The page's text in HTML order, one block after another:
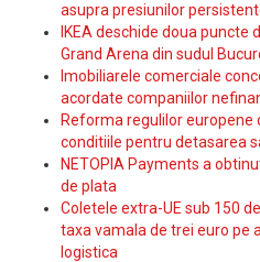
asupra presiunilor
IKEA deschide doua puncte
Grand Arena din sudul
Imobiliarele comerciale
acordate companiilor
Reforma regulilor
conditiile pentru detasarea
NETOPIA Payments a
de plata
Coletele extra-UE sub 150
taxa vamala de trei euro pe
logistica